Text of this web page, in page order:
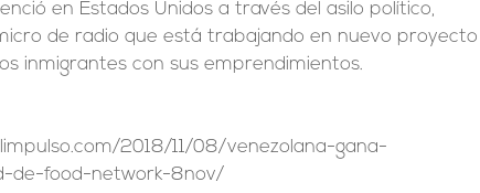
en Estados Unidos a través del asilo político,
de radio que está trabajando en nuevo proyecto
inmigrantes con sus emprendimientos.
2018/11/08/venezolana-gana-
de-food-network-8nov/